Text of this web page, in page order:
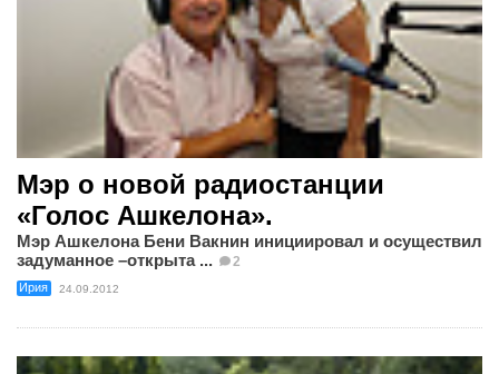
Мэр о новой радиостанции
«Голос Ашкелона».
Мэр Ашкелона Бени Вакнин инициировал и осуществил
задуманное –открыта ...
2
Ирия 24.09.2012